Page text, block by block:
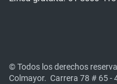
© Todos los derechos
Colmayor. Carrera 78 # 65 -